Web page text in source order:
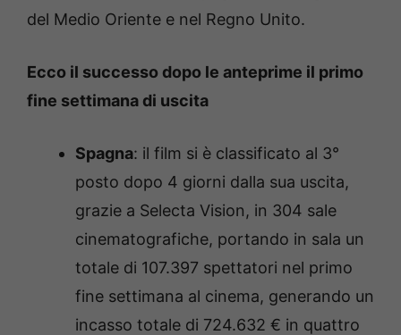
del Medio Oriente e nel Regno Unito.
Ecco il successo dopo le anteprime il primo
fine settimana di uscita
Spagna: il film si è classificato al 3°
posto dopo 4 giorni dalla sua uscita,
grazie a Selecta Vision, in 304 sale
cinematografiche, portando in sala un
totale di 107.397 spettatori nel primo
fine settimana al cinema, generando un
incasso totale di 724.632 € in quattro